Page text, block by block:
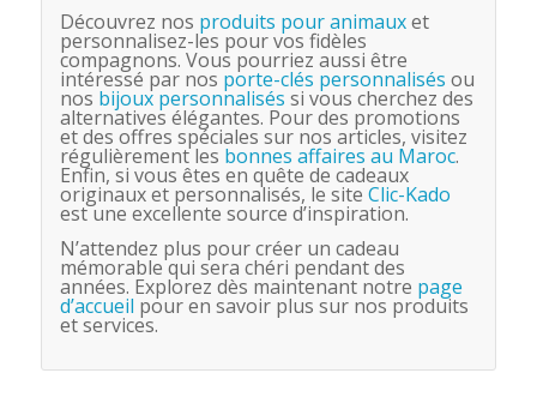
Découvrez nos produits pour animauxet
personnalisez-les pour vos fidèles
compagnons. Vous pourriez aussi être
intéressé par nos porte-clés personnalisés ou
nos bijoux personnalisés si vous cherchez des
alternatives élégantes. Pour des promotions
et des offres spéciales sur nos articles, visitez
régulièrement les bonnes affaires au Maroc.
Enfin, si vous êtes en quête de cadeaux
originaux et personnalisés, le site Clic-Kado
est une excellente source d’inspiration.
N’attendez plus pour créer un cadeau
mémorable qui sera chéri pendant des
années. Explorez dès maintenant notre page
d’accueil pour en savoir plus sur nos produits
et services.